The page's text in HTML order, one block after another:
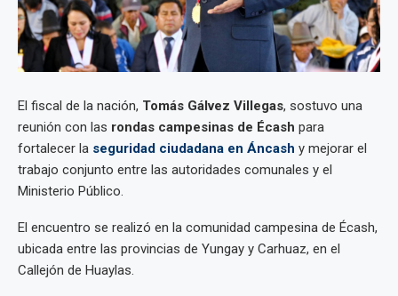
El fiscal de la nación, Tomás Gálvez Villegas, sostuvo una
reunión con las rondas campesinas de Écash para
fortalecer la seguridad ciudadana en Áncash y mejorar el
trabajo conjunto entre las autoridades comunales y el
Ministerio Público.
El encuentro se realizó en la comunidad campesina de Écash,
ubicada entre las provincias de Yungay y Carhuaz, en el
Callejón de Huaylas.